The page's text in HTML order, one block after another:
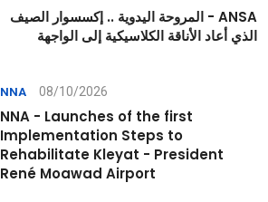
ANSA - المروحة اليدوية .. إكسسوار الصيف
الذي أعاد الأناقة الكلاسيكية إلى الواجهة
NNA 08/10/2026
NNA - Launches of the first
Implementation Steps to
Rehabilitate Kleyat - President
René Moawad Airport